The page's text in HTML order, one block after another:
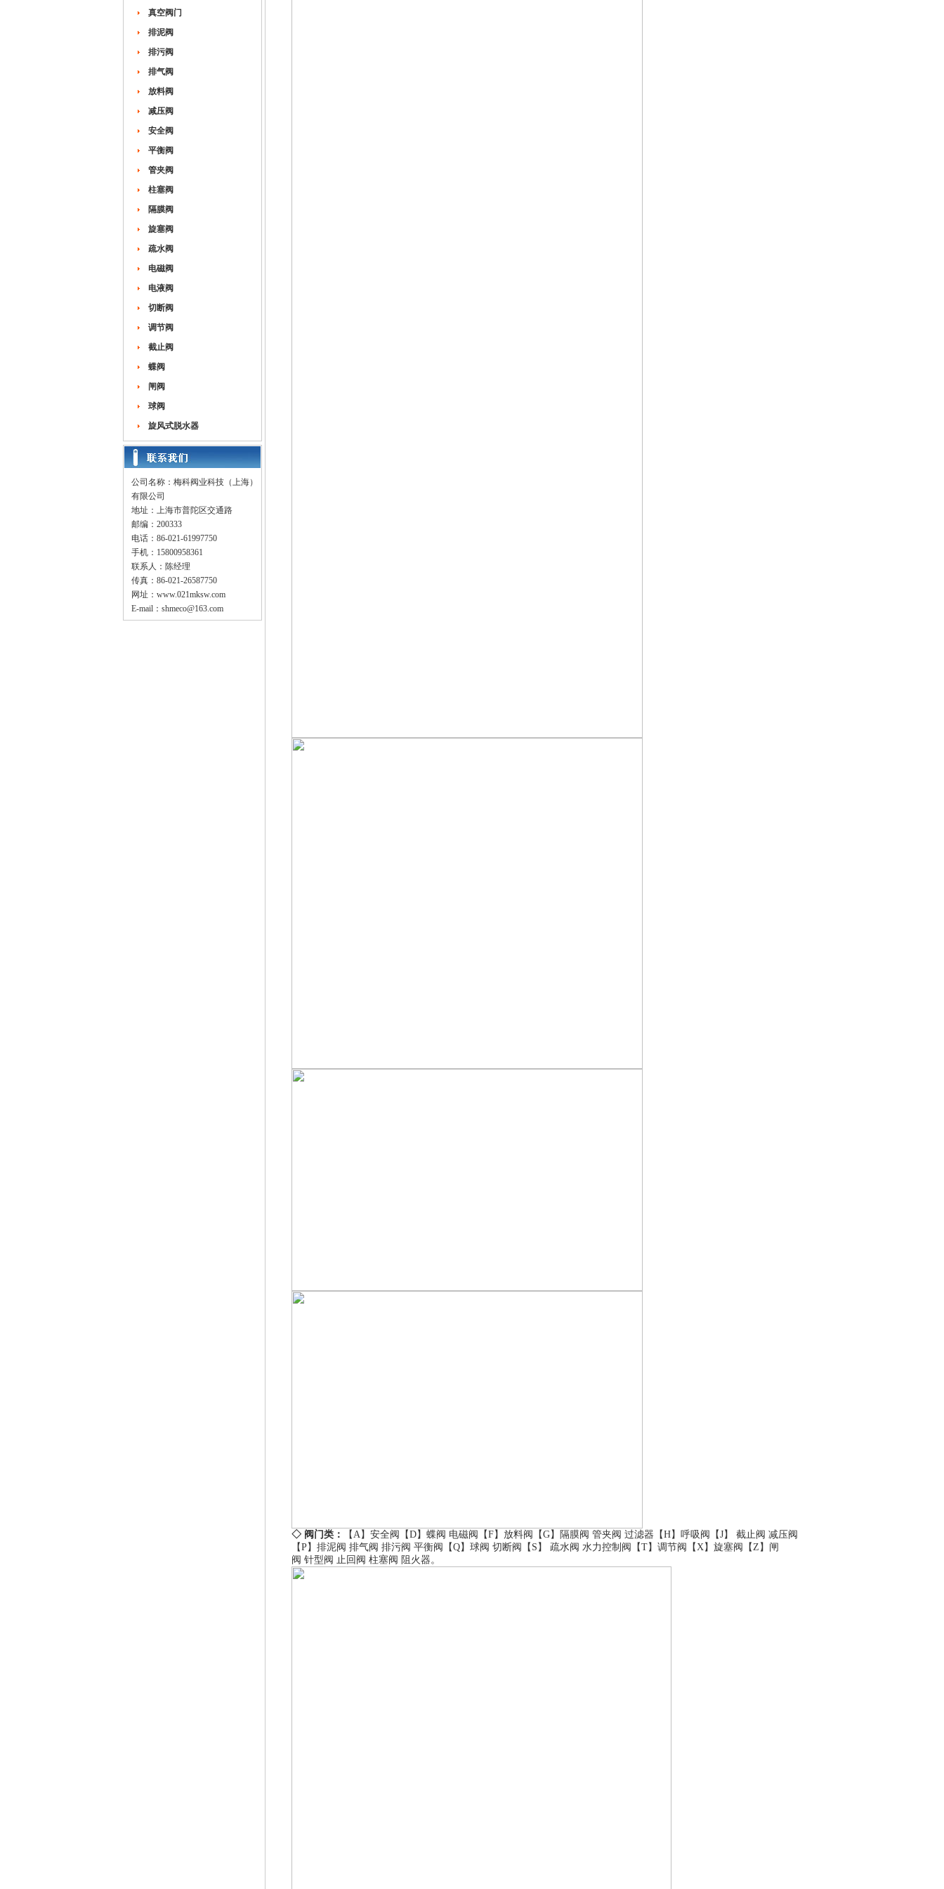
真空阀门
排泥阀
排污阀
排气阀
放料阀
减压阀
安全阀
平衡阀
管夹阀
柱塞阀
隔膜阀
旋塞阀
疏水阀
电磁阀
电液阀
切断阀
调节阀
截止阀
蝶阀
闸阀
球阀
旋风式脱水器
公司名称：梅科阀业科技（上海）
有限公司
地址：上海市普陀区交通路
邮编：200333
电话：86-021-61997750
手机：15800958361
联系人：陈经理
传真：86-021-26587750
网址： www.021mksw.com
E-mail： shmeco@163.com
◇ 阀门类： 【A】 安全阀 【D】 蝶阀 电磁阀 【F】 放料阀 【G】 隔膜阀 管夹阀 过滤器 【H】 呼吸阀 【J】 截止阀 减压阀
【P】 排泥阀 排气阀 排污阀 平衡阀 【Q】 球阀 切断阀 【S】 疏水阀 水力控制阀 【T】 调节阀 【X】 旋塞阀 【Z】 闸
阀 针型阀 止回阀 柱塞阀 阻火器。